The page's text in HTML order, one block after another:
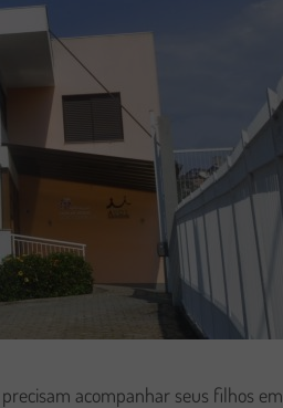
acompanhar seus filhos em